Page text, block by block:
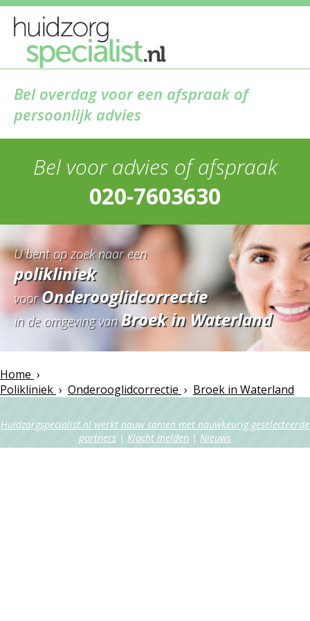
Bel overdag voor een afspraak of
persoonlijk advies
Bel voor advies of afspraak
020-7603630
U bent op zoek naar een
polikliniek
voorOnderooglidcorrectie
in de omgeving vanBroek in Waterland
Home ›
Polikliniek › Onderooglidcorrectie › Broek in Waterland
Huidzorgspecialist.nl werkt nauw samen met nauwkeurig geselecteerde
partners | Klacht melden | Nieuws